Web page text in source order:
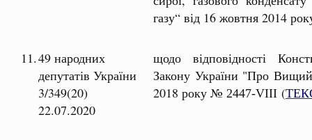
газу“ від 16 жовтня 2014
11.49 народних
депутатів України
3/349(20)
22.07.2020
щодо відповідності
Закону України "Про
2018 року № 2447-VIII (